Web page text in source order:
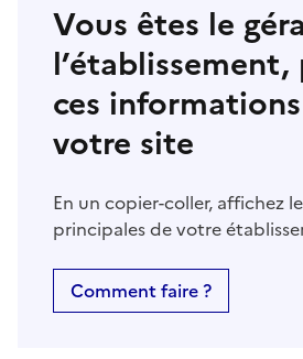
Vous êtes le
ces
votre site
En un copier-coller, affichez
principales de votre
Comment faire ?